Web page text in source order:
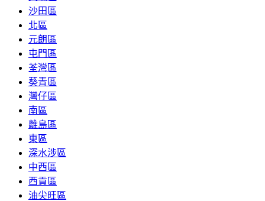
沙田區
北區
元朗區
屯門區
荃灣區
葵青區
灣仔區
南區
離島區
東區
深水涉區
中西區
西貢區
油尖旺區